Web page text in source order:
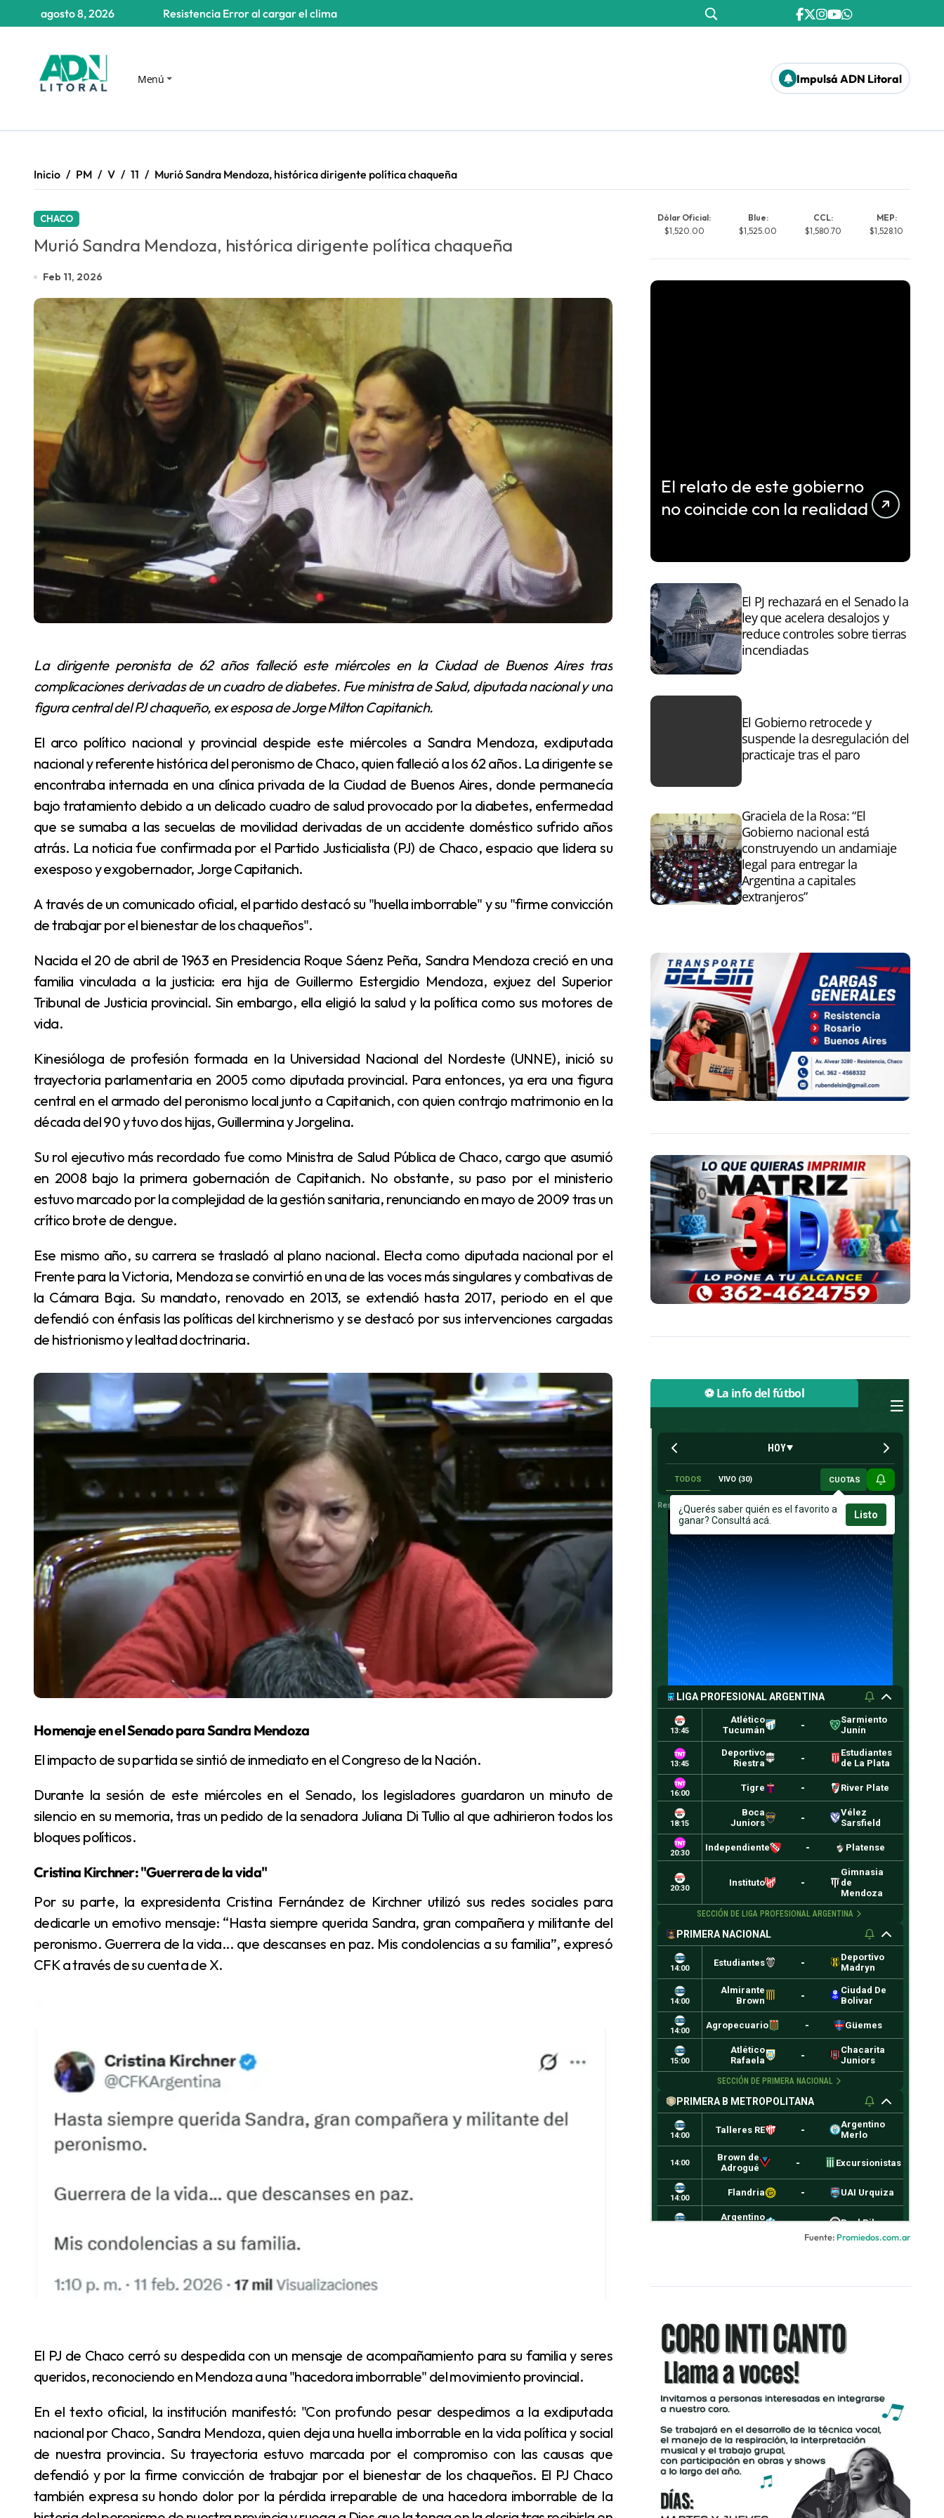
Resistencia Error al cargar el clima
agosto 8, 2026
Menú Impulsá ADN Litoral
Inicio PM V 11 Murió Sandra Mendoza, histórica dirigente política chaqueña
CHACO
Murió Sandra Mendoza, histórica dirigente política chaqueña
Feb 11, 2026
La dirigente peronista de 62 años falleció este miércoles en la Ciudad de Buenos Aires tras
complicaciones derivadas de un cuadro de diabetes. Fue ministra de Salud, diputada nacional y una
figura central del PJ chaqueño, ex esposa de Jorge Milton Capitanich.
El arco político nacional y provincial despide este miércoles a Sandra Mendoza, exdiputada
nacional y referente histórica del peronismo de Chaco, quien falleció a los 62 años. La dirigente se
encontraba internada en una clínica privada de la Ciudad de Buenos Aires, donde permanecía
bajo tratamiento debido a un delicado cuadro de salud provocado por la diabetes, enfermedad
que se sumaba a las secuelas de movilidad derivadas de un accidente doméstico sufrido años
atrás. La noticia fue confirmada por el Partido Justicialista (PJ) de Chaco, espacio que lidera su
exesposo y exgobernador, Jorge Capitanich.
A través de un comunicado oficial, el partido destacó su "huella imborrable" y su "firme convicción
de trabajar por el bienestar de los chaqueños".
Nacida el 20 de abril de 1963 en Presidencia Roque Sáenz Peña, Sandra Mendoza creció en una
familia vinculada a la justicia: era hija de Guillermo Estergidio Mendoza, exjuez del Superior
Tribunal de Justicia provincial. Sin embargo, ella eligió la salud y la política como sus motores de
vida.
Kinesióloga de profesión formada en la Universidad Nacional del Nordeste (UNNE), inició su
trayectoria parlamentaria en 2005 como diputada provincial. Para entonces, ya era una figura
central en el armado del peronismo local junto a Capitanich, con quien contrajo matrimonio en la
década del 90 y tuvo dos hijas, Guillermina y Jorgelina.
Su rol ejecutivo más recordado fue como Ministra de Salud Pública de Chaco, cargo que asumió
en 2008 bajo la primera gobernación de Capitanich. No obstante, su paso por el ministerio
estuvo marcado por la complejidad de la gestión sanitaria, renunciando en mayo de 2009 tras un
crítico brote de dengue.
Ese mismo año, su carrera se trasladó al plano nacional. Electa como diputada nacional por el
Frente para la Victoria, Mendoza se convirtió en una de las voces más singulares y combativas de
la Cámara Baja. Su mandato, renovado en 2013, se extendió hasta 2017, periodo en el que
defendió con énfasis las políticas del kirchnerismo y se destacó por sus intervenciones cargadas
de histrionismo y lealtad doctrinaria.
Homenaje en el Senado para Sandra Mendoza
El impacto de su partida se sintió de inmediato en el Congreso de la Nación.
Durante la sesión de este miércoles en el Senado, los legisladores guardaron un minuto de
silencio en su memoria, tras un pedido de la senadora Juliana Di Tullio al que adhirieron todos los
bloques políticos.
Cristina Kirchner: "Guerrera de la vida"
Por su parte, la expresidenta Cristina Fernández de Kirchner utilizó sus redes sociales para
dedicarle un emotivo mensaje: “Hasta siempre querida Sandra, gran compañera y militante del
peronismo. Guerrera de la vida... que descanses en paz. Mis condolencias a su familia”, expresó
CFK a través de su cuenta de X.
El PJ de Chaco cerró su despedida con un mensaje de acompañamiento para su familia y seres
queridos, reconociendo en Mendoza a una "hacedora imborrable" del movimiento provincial.
En el texto oficial, la institución manifestó: "Con profundo pesar despedimos a la exdiputada
nacional por Chaco, Sandra Mendoza, quien deja una huella imborrable en la vida política y social
de nuestra provincia. Su trayectoria estuvo marcada por el compromiso con las causas que
defendió y por la firme convicción de trabajar por el bienestar de los chaqueños. El PJ Chaco
también expresa su hondo dolor por la pérdida irreparable de una hacedora imborrable de la
Dólar Oficial:
$1,520.00
Blue:
$1,525.00
CCL:
$1,580.70
MEP:
$1,528.10
El relato de este gobierno
no coincide con la realidad
El PJ rechazará en el Senado la
ley que acelera desalojos y
reduce controles sobre tierras
incendiadas
El Gobierno retrocede y
suspende la desregulación del
practicaje tras el paro
Graciela de la Rosa: “El
Gobierno nacional está
construyendo un andamiaje
legal para entregar la
Argentina a capitales
extranjeros”
⚽ La info del fútbol
Fuente: Promiedos.com.ar